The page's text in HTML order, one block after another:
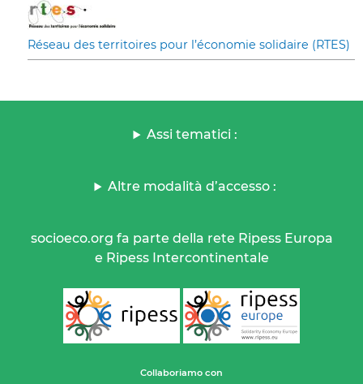
Réseau des territoires pour l’économie solidaire (RTES)
Assi tematici :
Altre modalità d’accesso :
socioeco.org fa parte della rete Ripess Europa
e Ripess Intercontinentale
Collaboriamo con